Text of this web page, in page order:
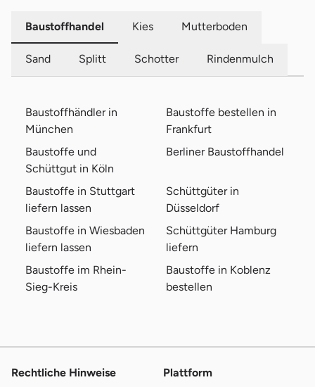
Baustoffhandel Kies Mutterboden
Sand Splitt Schotter Rindenmulch
Baustoffhändler in
München
Baustoffe bestellen in
Frankfurt
Baustoffe und
Schüttgut in Köln
Berliner Baustoffhandel
Baustoffe in Stuttgart
liefern lassen
Schüttgüter in
Düsseldorf
Baustoffe in Wiesbaden
liefern lassen
Schüttgüter Hamburg
liefern
Baustoffe im Rhein-
Sieg-Kreis
Baustoffe in Koblenz
bestellen
Rechtliche Hinweise
Plattform